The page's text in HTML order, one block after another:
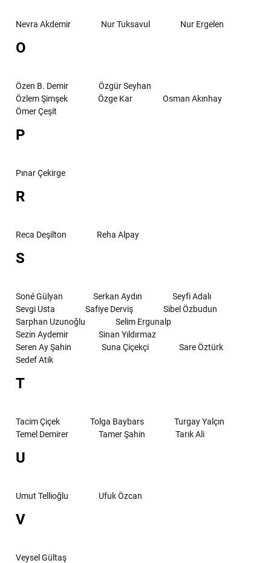
Nevra Akdemir Nur Tuksavul Nur Ergelen
O
Özen B. Demir
Özgür Seyhan
Özlem Şimşek
Özge Kar
Osman Akınhay
Ömer Çeşit
P
Pınar Çekirge
R
Reca Deşilton Reha Alpay
S
Soné Gülyan Serkan Aydın
Seyfi Adalı
Sevgi Usta
Safiye Derviş
Sibel Özbudun
Sarphan Uzunoğlu
Selim Ergunalp
Sezin Aydemir
Sinan Yıldırmaz
Seren Ay Şahin
Suna Çiçekçi
Sare Öztürk
Sedef Atik
T
Tacim Çiçek Tolga Baybars
Turgay Yalçın
Temel Demirer
Tamer Şahin Tarık Ali
U
Umut Tellioğlu Ufuk Özcan
V
Veysel Gültaş